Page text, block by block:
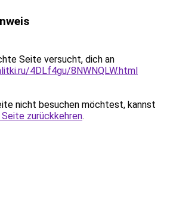
Seite versucht, dich an
4DLf4gu/8NWNQLW.html
nicht besuchen möchtest, kannst
zurückkehren.